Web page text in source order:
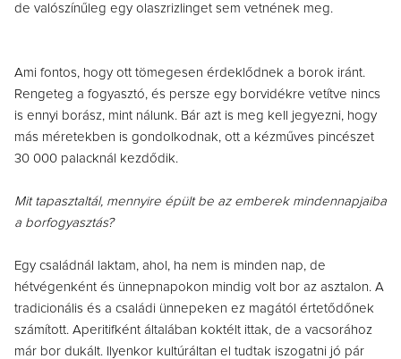
de valószínűleg egy olaszrizlinget sem vetnének meg.
Ami fontos, hogy ott tömegesen érdeklődnek a borok iránt.
Rengeteg a fogyasztó, és persze egy borvidékre vetítve nincs
is ennyi borász, mint nálunk. Bár azt is meg kell jegyezni, hogy
más méretekben is gondolkodnak, ott a kézműves pincészet
30 000 palacknál kezdődik.
Mit tapasztaltál, mennyire épült be az emberek mindennapjaiba
a borfogyasztás?
Egy családnál laktam, ahol, ha nem is minden nap, de
hétvégenként és ünnepnapokon mindig volt bor az asztalon. A
tradicionális és a családi ünnepeken ez magától értetődőnek
számított. Aperitifként általában koktélt ittak, de a vacsorához
már bor dukált. Ilyenkor kultúráltan el tudtak iszogatni jó pár